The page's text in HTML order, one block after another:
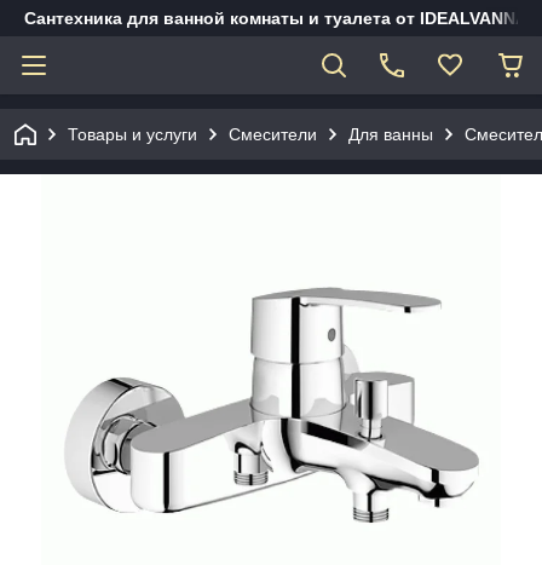
Сантехника для ванной комнаты и туалета от
Товары и услуги Смесители Для ванны